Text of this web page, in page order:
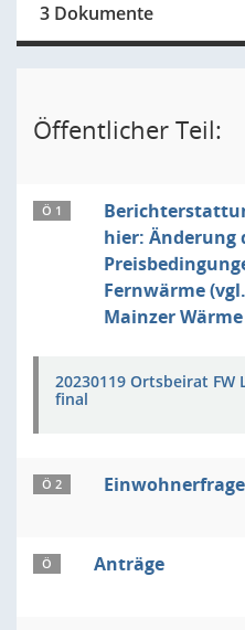
3 Dokumente
Öffentlicher Teil:
Ö 1
hier: Änderung
Fernwärme
Mainzer
20230119 Ortsbeirat FW
final
Ö 2
Ö Anträge